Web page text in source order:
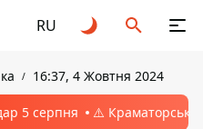
RU
16:37, 4 Жовтня 2024
5 серпня ⚠️ Краматорськ,